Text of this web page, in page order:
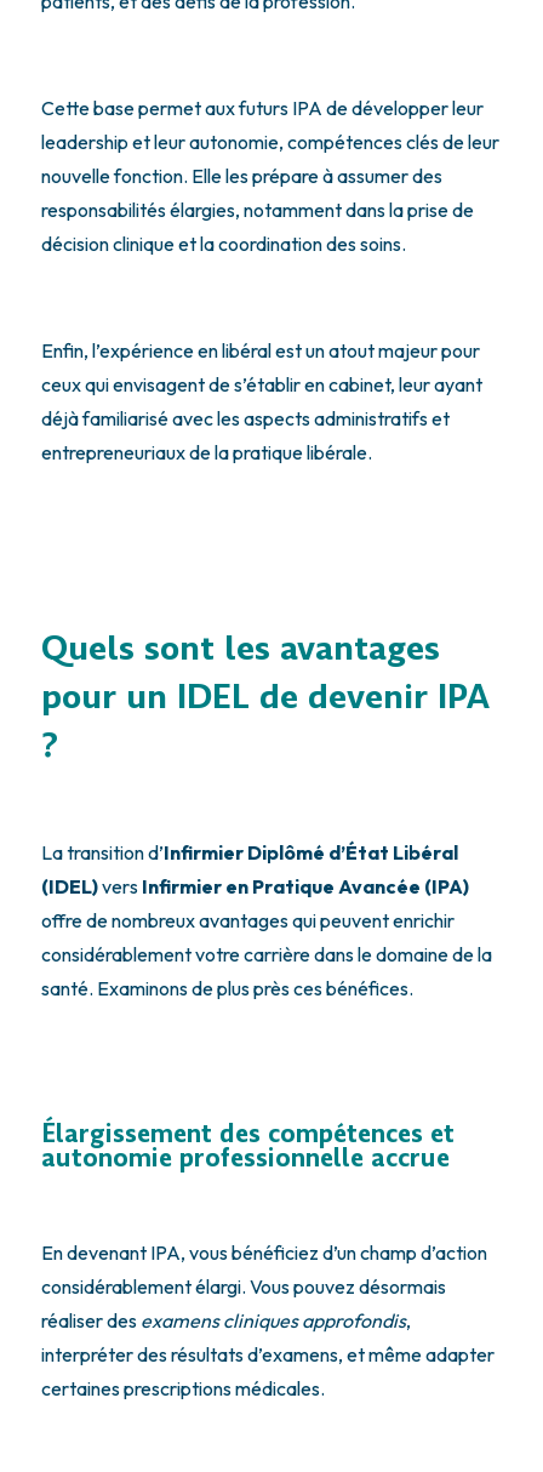
Cette base permet aux futurs IPA de développer leur
leadership et leur autonomie, compétences clés de leur
nouvelle fonction. Elle les prépare à assumer des
responsabilités élargies, notamment dans la prise de
décision clinique et la coordination des soins.
Enfin, l’expérience en libéral est un atout majeur pour
ceux qui envisagent de s’établir en cabinet, leur ayant
déjà familiarisé avec les aspects administratifs et
entrepreneuriaux de la pratique libérale.
Quels sont les avantages
pour un IDEL de devenir IPA
?
La transition d’Infirmier Diplômé d’État Libéral
(IDEL)vers Infirmier en Pratique Avancée (IPA)
offre de nombreux avantages qui peuvent enrichir
considérablement votre carrière dans le domaine de la
santé. Examinons de plus près ces bénéfices.
Élargissement des compétences et
autonomie professionnelle accrue
En devenant IPA, vous bénéficiez d’un champ d’action
considérablement élargi. Vous pouvez désormais
réaliser des examens cliniques approfondis,
interpréter des résultats d’examens, et même adapter
certaines prescriptions médicales.